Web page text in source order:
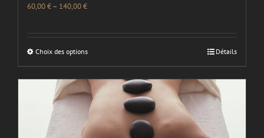
60,00€– 140,00€
Choix des options Détails